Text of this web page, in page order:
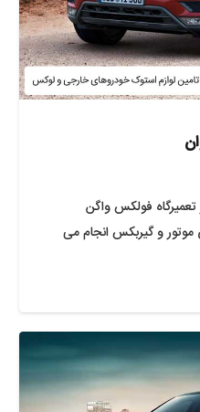
فولکس واگن
و گیربکس انجام می